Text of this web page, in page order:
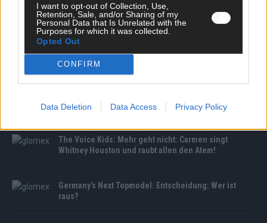
I want to opt-out of Collection, Use,
Retention, Sale, and/or Sharing of my
Personal Data that Is Unrelated with the
Purposes for which it was collected.
Opted Out
CONFIRM
Data Deletion Data Access Privacy Policy
MEDIATHEK
Tränen: Die Gefühle spielen verrückt!
The Voice Kids: Mehr geht nicht: Carmen singt
Whitney Houston und raubt allen den Atem!
Germany’s Next Topmodel: Entscheidung: Wer ist
raus?